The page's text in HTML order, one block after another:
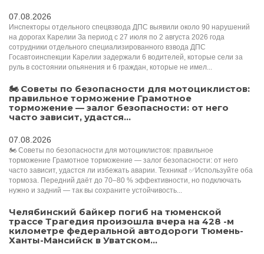
07.08.2026
Инспекторы отдельного спецвзвода ДПС выявили около 90 нарушений
на дорогах Карелии За период с 27 июля по 2 августа 2026 года
сотрудники отдельного специализированного взвода ДПС
Госавтоинспекции Карелии задержали 6 водителей, которые сели за
руль в состоянии опьянения и 6 граждан, которые не имел...
🏍 Советы по безопасности для мотоциклистов:
правильное торможение Грамотное
торможение — залог безопасности: от него
часто зависит, удастся...
07.08.2026
🏍 Советы по безопасности для мотоциклистов: правильное
торможение Грамотное торможение — залог безопасности: от него
часто зависит, удастся ли избежать аварии. Техника❗️ ✅Используйте оба
тормоза. Передний даёт до 70–80 % эффективности, но подключать
нужно и задний — так вы сохраните устойчивость...
Челябинский байкер погиб на тюменской
трассе Трагедия произошла вчера на 428 -м
километре федеральной автодороги Тюмень-
Ханты-Мансийск в Уватском...